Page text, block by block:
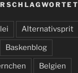
Alternativsprit
Baskenblog
Belgien